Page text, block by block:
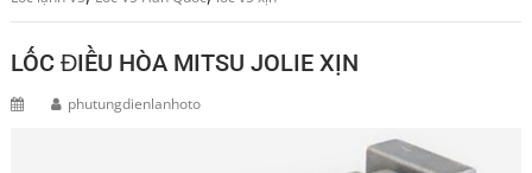
LỐC ĐIỀU HÒA MITSU JOLIE XỊN
phutungdienlanhoto